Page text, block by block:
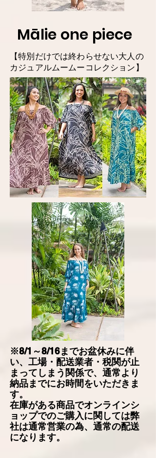
Mālie one piece
​【特別だけでは終わらせない大人の
カジュアルムームーコレクション】
※8/1～8/16までお盆休みに伴
い、工場・配送業者・税関が止
まってしまう関係で、通常より
納品までにお時間をいただきま
す。
在庫がある商品でオンラインシ
ョップでのご購入に関しては弊
社は通常営業の為、通常の配送
になります。